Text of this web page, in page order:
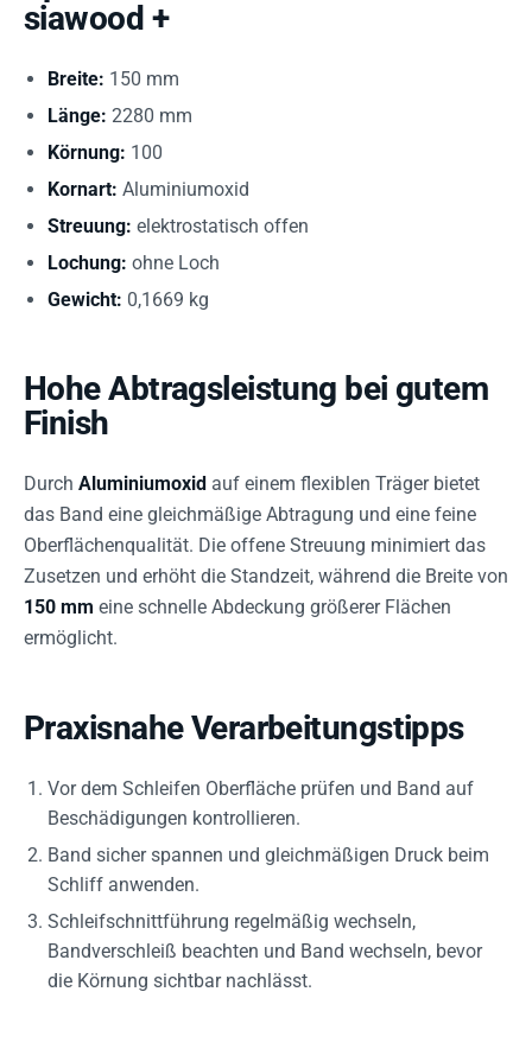
siawood +
Breite: 150 mm
Länge: 2280 mm
Körnung: 100
Kornart: Aluminiumoxid
Streuung: elektrostatisch offen
Lochung: ohne Loch
Gewicht: 0,1669 kg
Hohe Abtragsleistung bei gutem
Finish
Durch Aluminiumoxid auf einem flexiblen Träger bietet
das Band eine gleichmäßige Abtragung und eine feine
Oberflächenqualität. Die offene Streuung minimiert das
Zusetzen und erhöht die Standzeit, während die Breite von
150 mm eine schnelle Abdeckung größerer Flächen
ermöglicht.
Praxisnahe Verarbeitungstipps
Vor dem Schleifen Oberfläche prüfen und Band auf
Beschädigungen kontrollieren.
Band sicher spannen und gleichmäßigen Druck beim
Schliff anwenden.
Schleifschnittführung regelmäßig wechseln,
Bandverschleiß beachten und Band wechseln, bevor
die Körnung sichtbar nachlässt.